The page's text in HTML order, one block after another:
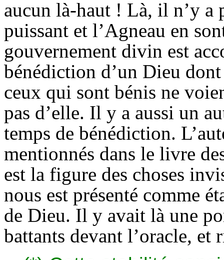
aucun là-haut ! Là, il n’y
puissant et l’Agneau en
gouvernement divin est
bénédiction d’un Dieu
ceux qui sont bénis ne
pas d’elle. Il y a aussi un
temps de bénédiction.
mentionnés dans le livre
est la figure des choses
nous est présenté comme
de Dieu. Il y avait là une
battants devant l’oracle, et